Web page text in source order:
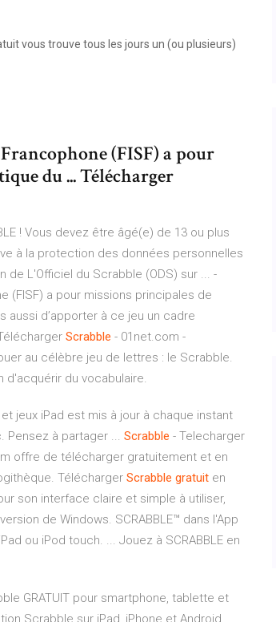
vous trouve tous les jours un (ou plusieurs)
(FISF) a pour
du ... Télécharger
! Vous devez être âgé(e) de 13 ou plus
à la protection des données personnelles
de L'Officiel du Scrabble (ODS) sur ... -
(FISF) a pour missions principales de
aussi d’apporter à ce jeu un cadre
Scrabble - 01net.com -
au célèbre jeu de lettres : le Scrabble.
d'acquérir du vocabulaire.
jeux iPad est mis à jour à chaque instant
Pensez à partager ... Scrabble - Telecharger
offre de télécharger gratuitement et en
Télécharger Scrabble gratuit en
son interface claire et simple à utiliser,
de Windows. SCRABBLE™ dans l'App
ou iPod touch. ... Jouez à SCRABBLE en
GRATUIT pour smartphone, tablette et
Scrabble sur iPad, iPhone et Android